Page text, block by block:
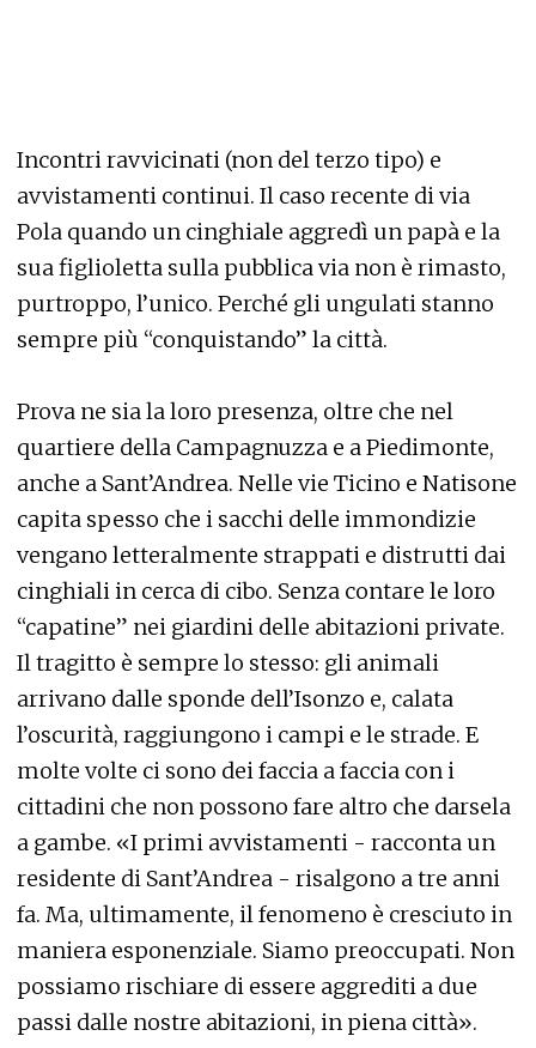
Incontri ravvicinati (non del terzo tipo) e
avvistamenti continui. Il caso recente di via
Pola quando un cinghiale aggredì un papà e la
sua figlioletta sulla pubblica via non è rimasto,
purtroppo, l’unico. Perché gli ungulati stanno
sempre più “conquistando” la città.
Prova ne sia la loro presenza, oltre che nel
quartiere della Campagnuzza e a Piedimonte,
anche a Sant’Andrea. Nelle vie Ticino e Natisone
capita spesso che i sacchi delle immondizie
vengano letteralmente strappati e distrutti dai
cinghiali in cerca di cibo. Senza contare le loro
“capatine” nei giardini delle abitazioni private.
Il tragitto è sempre lo stesso: gli animali
arrivano dalle sponde dell’Isonzo e, calata
l’oscurità, raggiungono i campi e le strade. E
molte volte ci sono dei faccia a faccia con i
cittadini che non possono fare altro che darsela
a gambe. «I primi avvistamenti - racconta un
residente di Sant’Andrea - risalgono a tre anni
fa. Ma, ultimamente, il fenomeno è cresciuto in
maniera esponenziale. Siamo preoccupati. Non
possiamo rischiare di essere aggrediti a due
passi dalle nostre abitazioni, in piena città».